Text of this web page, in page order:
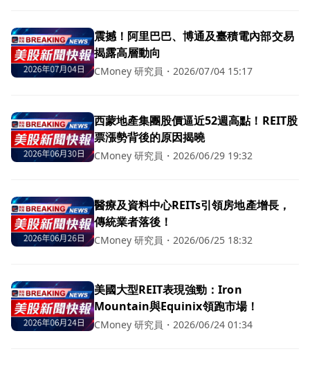
震撼！阿里巴巴、博通及臺積電內部交易
揭露高層動向
CMoney 研究員 ・ 2026/07/04 15:17
西蒙地產集團股價逼近52週高點！REIT股
票漲勢背後的原因揭曉
CMoney 研究員 ・ 2026/06/29 19:32
醫療及資料中心REITs引領房地產增長，
傳統業者落後！
CMoney 研究員 ・ 2026/06/25 18:32
美國大型REIT表現強勁：Iron
Mountain與Equinix領跑市場！
CMoney 研究員 ・ 2026/06/24 01:34